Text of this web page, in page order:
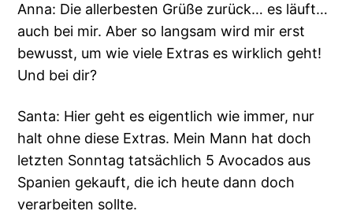
Anna: Die allerbesten Grüße zurück… es läuft…
auch bei mir. Aber so langsam wird mir erst
bewusst, um wie viele Extras es wirklich geht!
Und bei dir?
Santa: Hier geht es eigentlich wie immer, nur
halt ohne diese Extras. Mein Mann hat doch
letzten Sonntag tatsächlich 5 Avocados aus
Spanien gekauft, die ich heute dann doch
verarbeiten sollte.